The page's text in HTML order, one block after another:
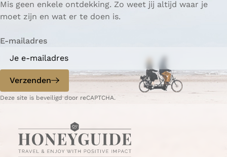
Mis geen enkele ontdekking. Zo weet jij altijd waar je
moet zijn en wat er te doen is.
E-mailadres
Verzenden
Deze site is beveiligd door reCAPTCHA.